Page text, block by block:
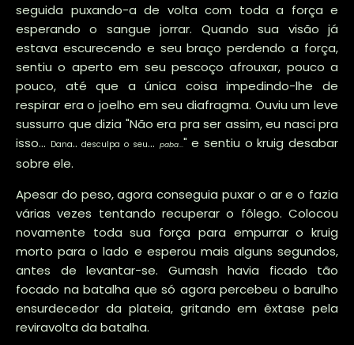
seguida puxando-a de volta com toda a força e
esperando o sangue jorrar. Quando sua visão já
estava escurecendo e seu braço perdendo a força,
sentiu o aperto em seu pescoço afrouxar, pouco a
pouco, até que a única coisa impedindo-lhe de
respirar era o joelho em seu diafragma. Ouviu um leve
sussurro que dizia "Não era pra ser assim, eu nasci pra
isso… Dana..desculpa o seu… paba..." e sentiu o kruig desabar
sobre ele.
Apesar do peso, agora conseguia puxar o ar e o fazia
várias vezes tentando recuperar o fôlego. Colocou
novamente toda sua força para empurrar o kruig
morto para o lado e esperou mais alguns segundos,
antes de levantar-se. Gumash havia ficado tão
focado na batalha que só agora percebeu o barulho
ensurdecedor da plateia, gritando em êxtase pela
reviravolta da batalha.